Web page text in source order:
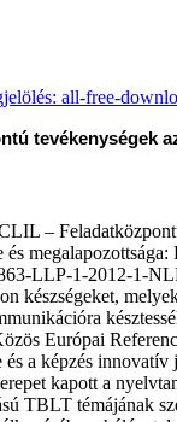
tevékenységek
–
és megalapozottsága:
LLP-1-2012-1-
készségeket,
Európai
és a képzés innovatív
kapott a
TBLT témájának